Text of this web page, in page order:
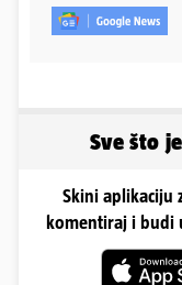
Sve što
Skini aplikaciju
komentiraj i budi